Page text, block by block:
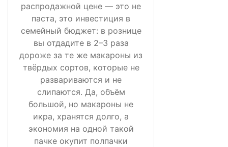
распродажной цене — это не
паста, это инвестиция в
семейный бюджет: в рознице
вы отдадите в 2–3 раза
дороже за те же макароны из
твёрдых сортов, которые не
развариваются и не
слипаются. Да, объём
большой, но макароны не
икра, хранятся долго, а
экономия на одной такой
пачке окупит полпачки